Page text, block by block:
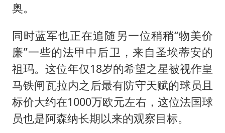
奥。
同时蓝军也正在追随另一位稍稍“物美价
廉”一些的法甲中后卫，来自圣埃蒂安的
祖玛。这位年仅18岁的希望之星被视作皇
马铁闸瓦拉内之后最有防守天赋的球员且
标价大约在1000万欧元左右，这位法国球
员也是阿森纳长期以来的观察目标。